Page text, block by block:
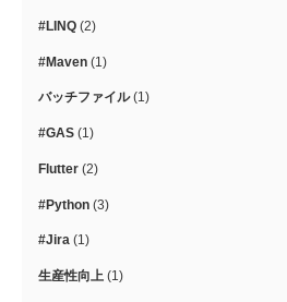
#LINQ (2)
#Maven (1)
バッチファイル(1)
#GAS (1)
Flutter (2)
#Python (3)
#Jira (1)
生産性向上 (1)